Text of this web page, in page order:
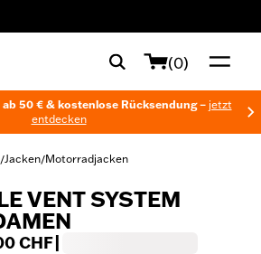
(0)
50 € & kostenlose Rücksendung – jetzt
entdecken
/Jacken/Motorradjacken
VENT SYSTEM
CHF